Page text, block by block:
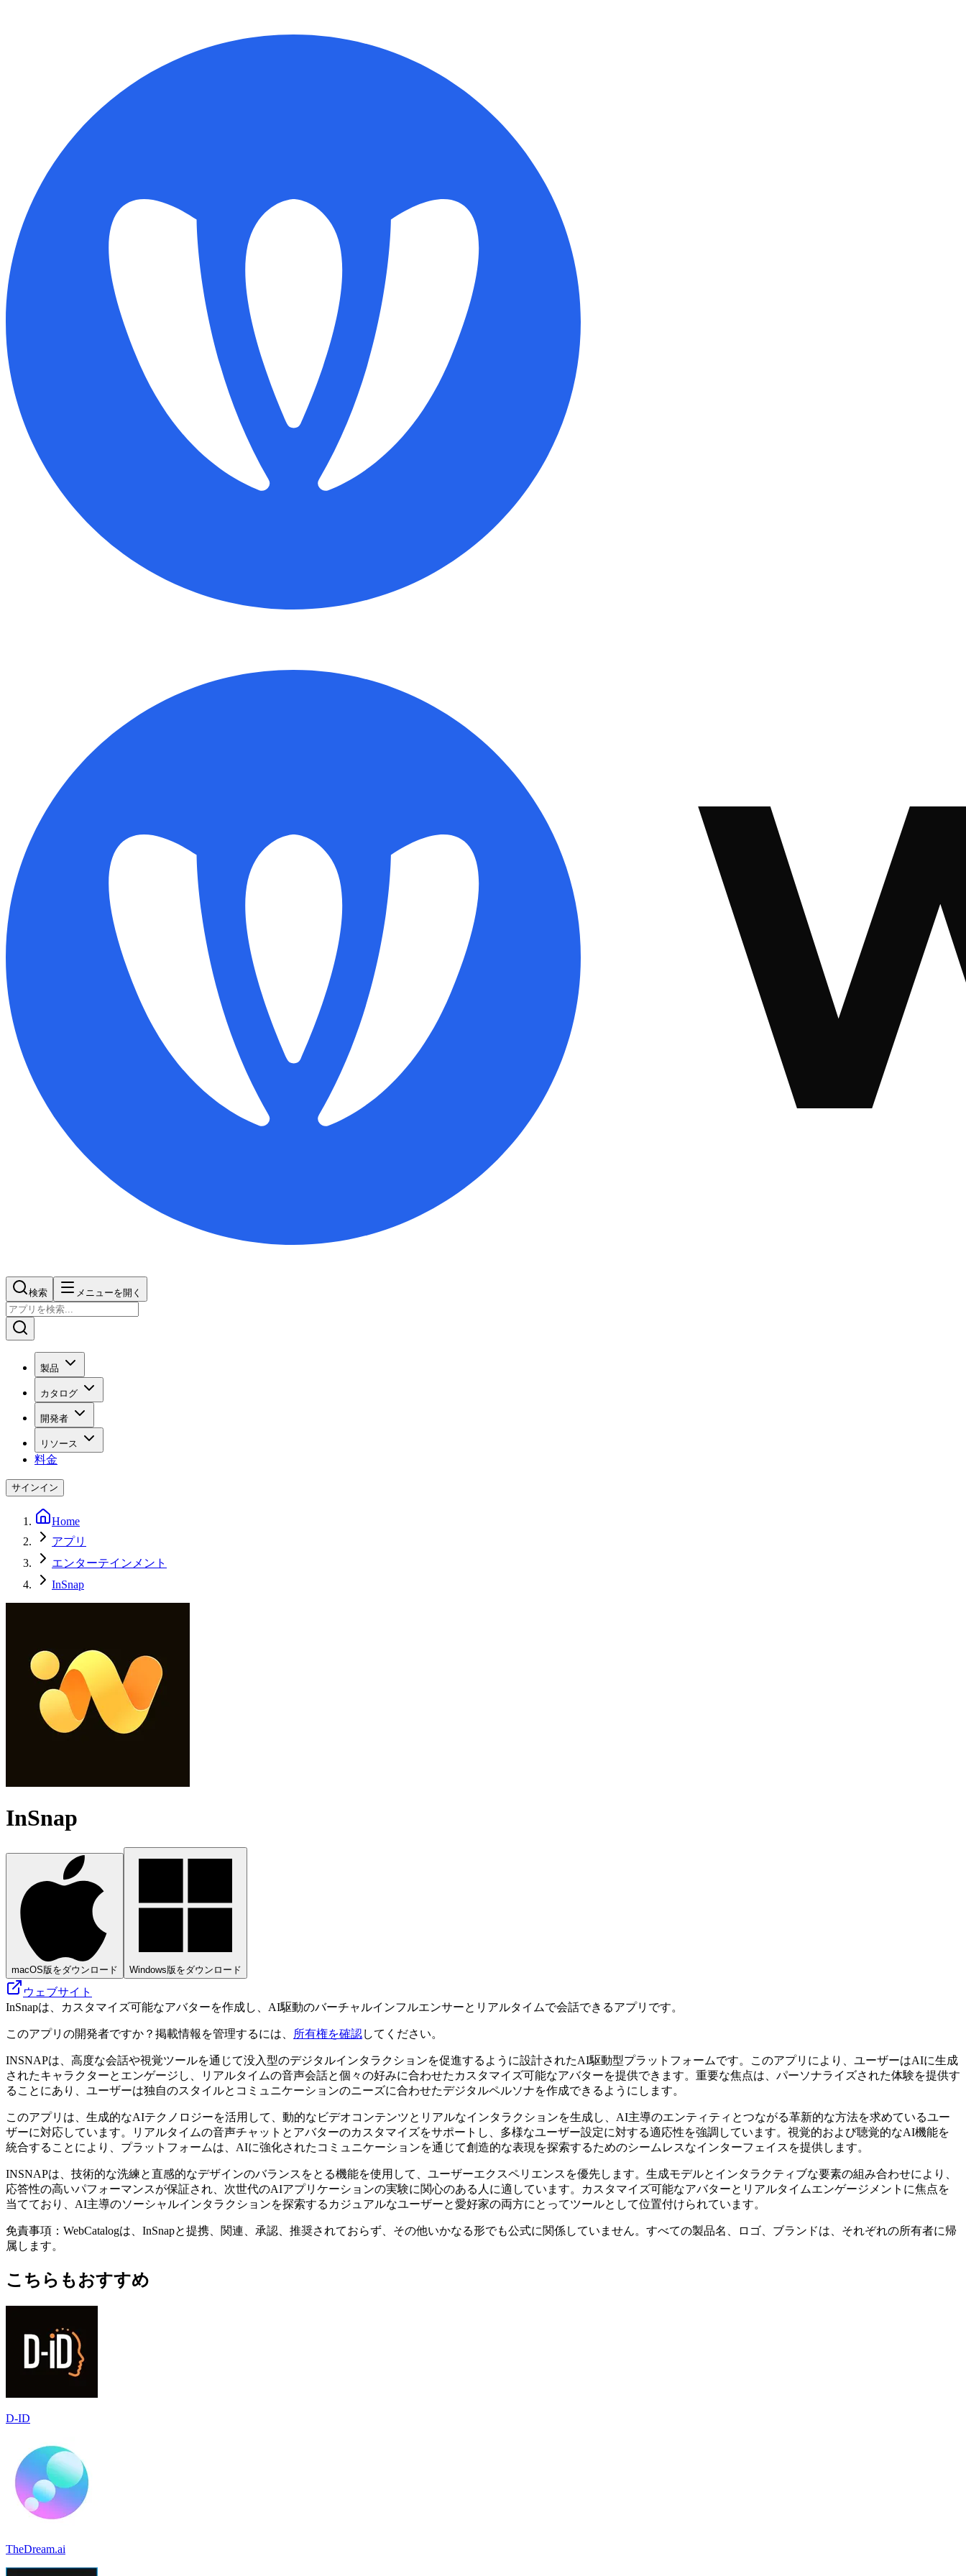
検索 メニューを開く
製品
カタログ
開発者
リソース
料金
サインイン
Home
アプリ
エンターテインメント
InSnap
InSnap
macOS版をダウンロード Windows版をダウンロード
ウェブサイト
InSnapは、カスタマイズ可能なアバターを作成し、AI駆動のバーチャルインフルエンサーとリアルタイムで会話できるアプリです。
このアプリの開発者ですか？掲載情報を管理するには、 所有権を確認してください。
INSNAPは、高度な会話や視覚ツールを通じて没入型のデジタルインタラクションを促進するように設計されたAI駆動型プラットフォームです。このアプリにより、ユーザーはAIに生成
されたキャラクターとエンゲージし、リアルタイムの音声会話と個々の好みに合わせたカスタマイズ可能なアバターを提供できます。重要な焦点は、パーソナライズされた体験を提供す
ることにあり、ユーザーは独自のスタイルとコミュニケーションのニーズに合わせたデジタルペルソナを作成できるようにします。
このアプリは、生成的なAIテクノロジーを活用して、動的なビデオコンテンツとリアルなインタラクションを生成し、AI主導のエンティティとつながる革新的な方法を求めているユー
ザーに対応しています。リアルタイムの音声チャットとアバターのカスタマイズをサポートし、多様なユーザー設定に対する適応性を強調しています。視覚的および聴覚的なAI機能を
統合することにより、プラットフォームは、AIに強化されたコミュニケーションを通じて創造的な表現を探索するためのシームレスなインターフェイスを提供します。
INSNAPは、技術的な洗練と直感的なデザインのバランスをとる機能を使用して、ユーザーエクスペリエンスを優先します。生成モデルとインタラクティブな要素の組み合わせにより、
応答性の高いパフォーマンスが保証され、次世代のAIアプリケーションの実験に関心のある人に適しています。カスタマイズ可能なアバターとリアルタイムエンゲージメントに焦点を
当てており、AI主導のソーシャルインタラクションを探索するカジュアルなユーザーと愛好家の両方にとってツールとして位置付けられています。
免責事項：WebCatalogは、InSnapと提携、関連、承認、推奨されておらず、その他いかなる形でも公式に関係していません。すべての製品名、ロゴ、ブランドは、それぞれの所有者に帰
属します。
こちらもおすすめ
D-ID
TheDream.ai